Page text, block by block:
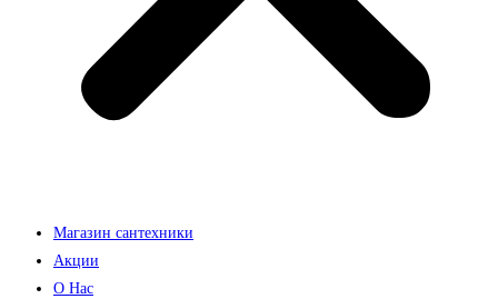
Магазин сантехники
Акции
О Нас